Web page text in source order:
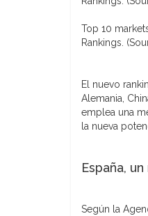
Top 10
Rankings.
El nuevo
Alemania,
emplea una
la nueva
España,
Según la